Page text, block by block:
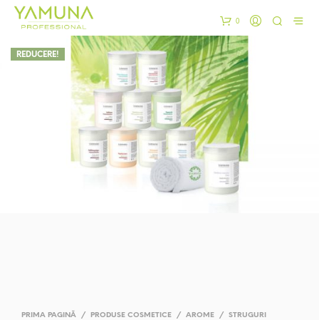
0
REDUCERE!
PRIMA PAGINĂ / PRODUSE COSMETICE / AROME / STRUGURI